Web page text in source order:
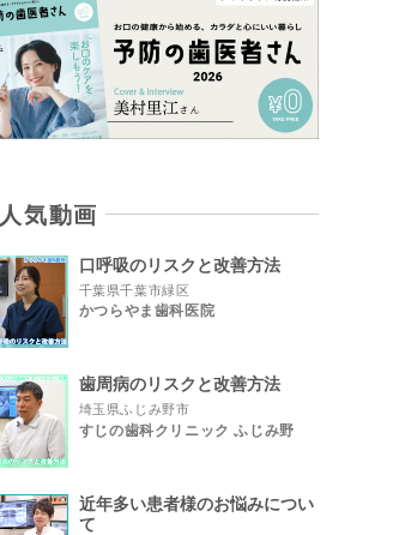
人気動画
口呼吸のリスクと改善方法
千葉県千葉市緑区
かつらやま歯科医院
歯周病のリスクと改善方法
埼玉県ふじみ野市
すじの歯科クリニック ふじみ野
近年多い患者様のお悩みについ
て